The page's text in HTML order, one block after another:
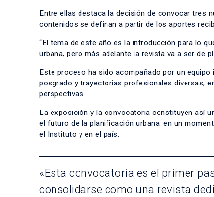
Entre ellas destaca la decisión de convocar tres
contenidos se definan a partir de los aportes
“El tema de este año es la introducción para lo
urbana, pero más adelante la revista va a ser de
Este proceso ha sido acompañado por un
posgrado y trayectorias profesionales diversas,
perspectivas.
La exposición y la convocatoria constituyen así
el futuro de la planificación urbana, en un
el Instituto y en el país.
«Esta convocatoria es el primer
consolidarse como una revista